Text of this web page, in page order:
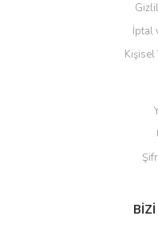
İptal
Kişisel